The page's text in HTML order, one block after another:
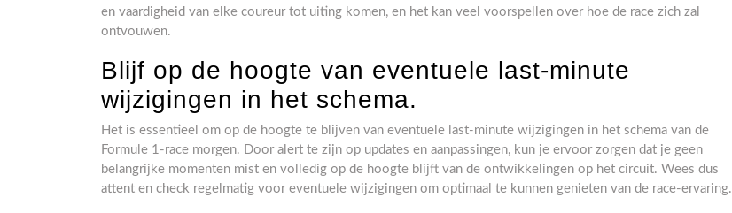
en vaardigheid van elke coureur tot uiting komen, en het kan veel voorspellen over hoe de race zich zal
ontvouwen.
Blijf op de hoogte van eventuele last-minute
wijzigingen in het schema.
Het is essentieel om op de hoogte te blijven van eventuele last-minute wijzigingen in het schema van de
Formule 1-race morgen. Door alert te zijn op updates en aanpassingen, kun je ervoor zorgen dat je geen
belangrijke momenten mist en volledig op de hoogte blijft van de ontwikkelingen op het circuit. Wees dus
attent en check regelmatig voor eventuele wijzigingen om optimaal te kunnen genieten van de race-ervaring.